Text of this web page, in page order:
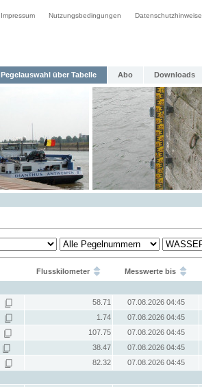
Impressum Nutzungsbedingungen Datenschutzhinweise
Pegelauswahl über Tabelle Abo Downloads
Flusskilometer Messwerte bis
58.71
07.08.2026 04:45
1.74
07.08.2026 04:45
107.75
07.08.2026 04:45
38.47
07.08.2026 04:45
82.32
07.08.2026 04:45